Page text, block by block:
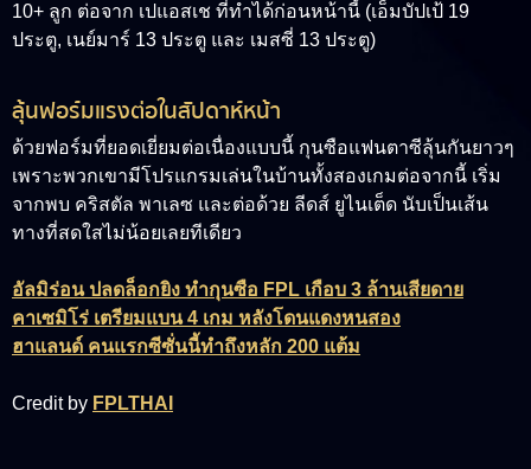
10+ ลูก ต่อจาก เปแอสเช ที่ทำได้ก่อนหน้านี้ (เอ็มบัปเป้ 19
ประตู, เนย์มาร์ 13 ประตู และ เมสซี่ 13 ประตู)
ลุ้นฟอร์มแรงต่อในสัปดาห์หน้า
ด้วยฟอร์มที่ยอดเยี่ยมต่อเนื่องแบบนี้ กุนซือแฟนตาซีลุ้นกันยาวๆ
เพราะพวกเขามีโปรแกรมเล่นในบ้านทั้งสองเกมต่อจากนี้ เริ่ม
จากพบ คริสตัล พาเลซ และต่อด้วย ลีดส์ ยูไนเต็ด นับเป็นเส้น
ทางที่สดใสไม่น้อยเลยทีเดียว
อัลมิร่อน ปลดล็อกยิง ทำกุนซือ FPL เกือบ 3 ล้านเสียดาย
คาเซมิโร่ เตรียมแบน 4 เกม หลังโดนแดงหนสอง
ฮาแลนด์ คนแรกซีซั่นนี้ทำถึงหลัก 200 แต้ม
Credit by FPLTHAI